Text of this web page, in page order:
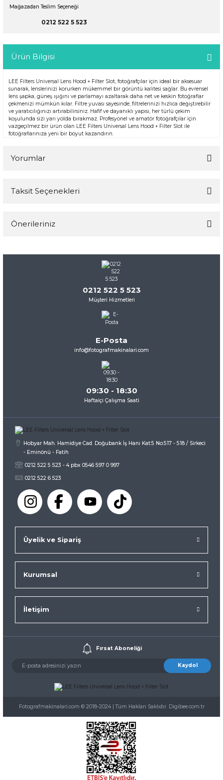
Mağazadan Teslim Seçeneği
0212 522 5 523
Ürün Bilgisi
LEE Filters Universal Lens Hood + Filter Slot, fotoğrafçılar için ideal bir aksesuar
sunarak, lenslerinizi korurken mükemmel bir görüntü kalitesi sağlar. Bu evrensel
lens şapka, güneş ışığını ve parlamayı azaltarak daha net ve keskin fotoğraflar
çekmenizi mümkün kılar. Filtre yuvası sayesinde, filtrelerinizi hızlıca değiştirebilir
ve yaratıcılığınızı artırabilirsiniz. Hafif ve dayanıklı yapısı, her türlü çekim
koşulunda sizi yarı yolda bırakmaz. Profesyonel ve amatör fotoğrafçılar için
vazgeçilmez bir ürün olan LEE Filters Universal Lens Hood + Filter Slot ile
fotoğraflarınıza yeni bir boyut kazandırın.
Yorumlar
Taksit Seçenekleri
Önerileriniz
konularda yetersiz gördüğünüz noktaları öneri formunu
kullanarak tarafımıza iletebilirsiniz.
Görüş ve önerileriniz için teşekkür ederiz.
Ürün resmi kalitesiz, bozuk veya görüntülenemiyor.
Ürün açıklamasında eksik bilgiler bulunuyor.
Ürün fiyatı diğer sitelerden daha pahalı.
0212 522 5 523
Müşteri Hizmetleri
E-Posta
info@fotografmakinalari.com
09:30 - 18:30
Haftaiçi Çalışma Saati
Hobyar Mah. Hamidiye Cad. Doğubank İş Hanı Kat:5 No:517 - 518 / Sirkeci
- Eminönü - Fatih
0212 522 5 523 - 4 pbx 0546 597 0 997
0212 522 6 523
Üyelik ve Sipariş
Kurumsal
İletişim
Fırsat Aboneliği
Kaydol
Fotografmakinalari.com © 2018-2024 | Tüm Hakları Saklıdır. Digibee.com.tr